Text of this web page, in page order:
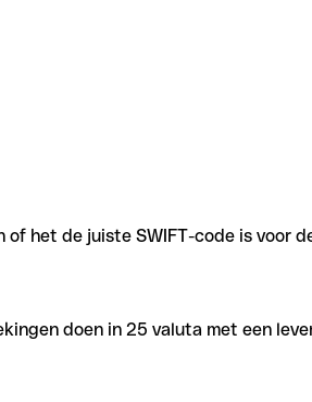
het de juiste SWIFT-code is voor
doen in 25 valuta met een